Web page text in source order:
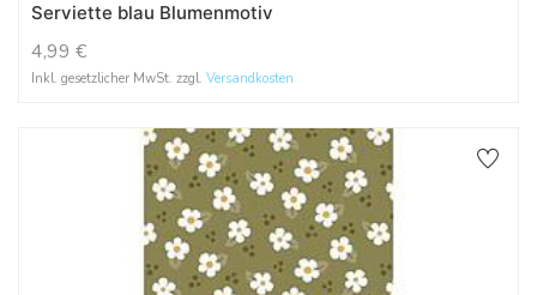
Serviette blau Blumenmotiv
4,99 €
Inkl. gesetzlicher MwSt. zzgl. Versandkosten